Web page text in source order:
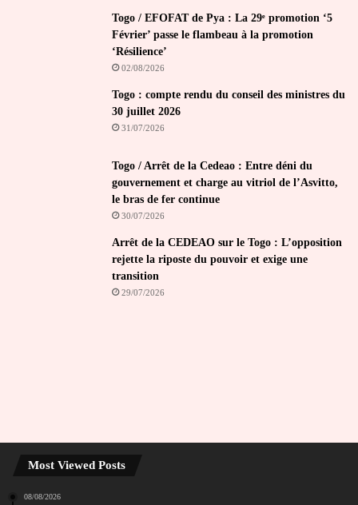
Togo / EFOFAT de Pya : La 29ᵉ promotion ‘5
Février’ passe le flambeau à la promotion
‘Résilience’
02/08/2026
Togo : compte rendu du conseil des ministres du
30 juillet 2026
31/07/2026
Togo / Arrêt de la Cedeao : Entre déni du
gouvernement et charge au vitriol de l’Asvitto,
le bras de fer continue
30/07/2026
Arrêt de la CEDEAO sur le Togo : L’opposition
rejette la riposte du pouvoir et exige une
transition
29/07/2026
Most Viewed Posts
08/08/2026